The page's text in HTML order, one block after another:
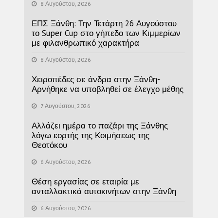
8 Αυγούστου, 2026
ΕΠΣ Ξάνθη: Την Τετάρτη 26 Αυγούστου
το Super Cup στο γήπεδο των Κιμμερίων
με φιλανθρωπικό χαρακτήρα
8 Αυγούστου, 2026
Χειροπέδες σε άνδρα στην Ξάνθη-
Αρνήθηκε να υποβληθεί σε έλεγχο μέθης
7 Αυγούστου, 2026
Αλλάζει ημέρα το παζάρι της Ξάνθης
λόγω εορτής της Κοιμήσεως της
Θεοτόκου
6 Αυγούστου, 2026
Θέση εργασίας σε εταιρία με
ανταλλακτικά αυτοκινήτων στην Ξάνθη
6 Αυγούστου, 2026